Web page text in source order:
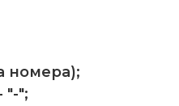
номера);
"-";